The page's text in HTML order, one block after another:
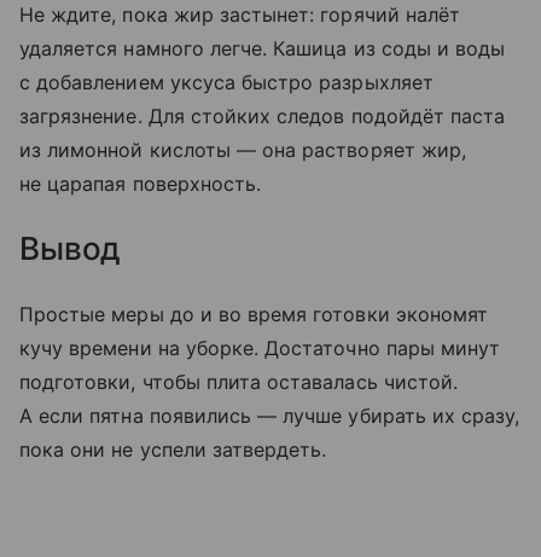
Не ждите, пока жир застынет: горячий налёт
удаляется намного легче. Кашица из соды и воды
с добавлением уксуса быстро разрыхляет
загрязнение. Для стойких следов подойдёт паста
из лимонной кислоты — она растворяет жир,
не царапая поверхность.
Вывод
Простые меры до и во время готовки экономят
кучу времени на уборке. Достаточно пары минут
подготовки, чтобы плита оставалась чистой.
А если пятна появились — лучше убирать их сразу,
пока они не успели затвердеть.